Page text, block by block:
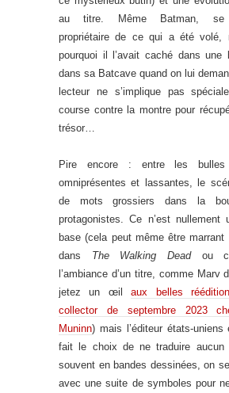
au titre. Même Batman, se
propriétaire de ce qui a été volé,
pourquoi il l’avait caché dans une
dans sa Batcave quand on lui
lecteur ne s’implique pas
course contre la montre pour
trésor…
Pire encore : entre les bulles
omniprésentes et lassantes, le
de mots grossiers dans la
protagonistes. Ce n’est
base (cela peut même être marrant
dans The Walking Deadou
l’ambiance d’un titre, comme Marv
jetez un œilaux belles
collector de septembre 2023
Muninn) mais l’éditeur états-
fait le choix de ne traduire aucun
souvent en bandes dessinées, on
avec une suite de symboles pour